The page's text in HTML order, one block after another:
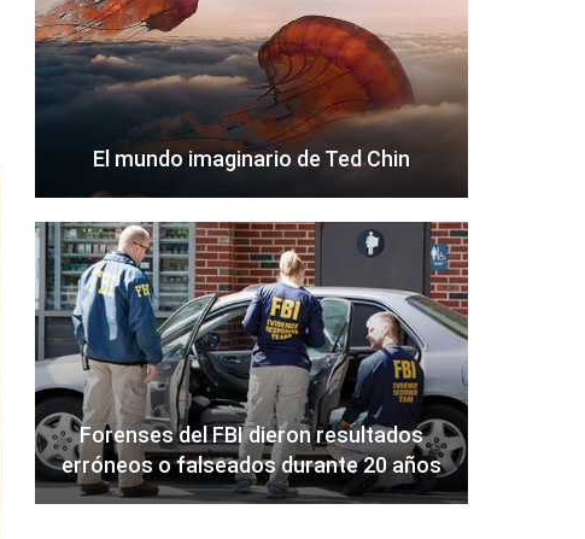
El mundo imaginario de Ted Chin
Forenses del FBI dieron resultados
erróneos o falseados durante 20 años